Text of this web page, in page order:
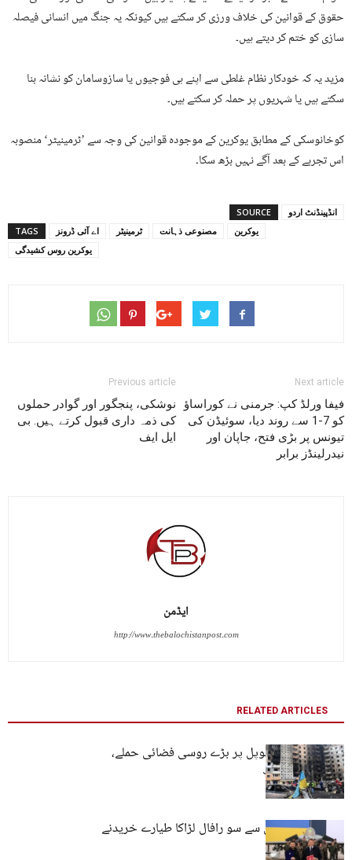
حقوق کے قوانین کی خلاف ورزی کر سکتے ہیں کیونکہ یہ جنگ میں انسانی فیصلہ
سازی کو ختم کر دیتے ہیں۔
مزید یہ کہ خودکار نظام غلطی سے اپنے ہی فوجیوں یا سازوسامان کو نشانہ بنا
سکتے ہیں یا شہریوں پر حملہ کر سکتے ہیں۔
کوخانوسکی کے مطابق یوکرین کے موجودہ قوانین کی وجہ سے ’ٹرمینیٹر‘ منصوبہ
اس تجربے کے بعد آگے نہیں بڑھ سکا۔
SOURCE
انڈپینڈنٹ اردو
TAGS
اے آئی ڈرونز ٹرمینیٹر مصنوعی ذہانت
یوکرین
یوکرین روس کشیدگی
Previous article
نوشکی، پنجگور اور گوادر حملوں
کی ذمہ داری قبول کرتے ہیں. بی
ایل ایف
Next article
فیفا ورلڈ کپ: جرمنی نے کوراساؤ
کو 7-1 سے روند دیا، سوئیڈن کی
تیونس پر بڑی فتح، جاپان اور
نیدرلینڈز برابر
ایڈمن
http://www.thebalochistanpost.com
RELATED ARTICLES
یوکرینی شہر ٹرنوپل پر بڑے روسی فضائی حملے،
پچیس افراد ہلاک
یوکرین کا فرانس سے سو رافال لڑاکا طیارے خریدنے
کا ارادہ